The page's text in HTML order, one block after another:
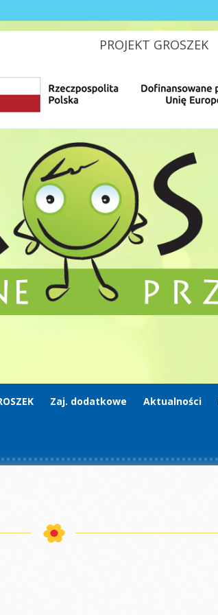
PROJEKT GROSZEK
Zaj. dodatkowe Aktualności